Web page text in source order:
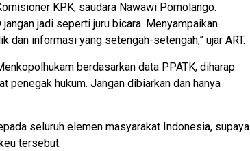
KPK, saudara Nawawi Pomolango.
jadi seperti juru bicara. Menyampaikan
dan informasi yang setengah-setengah,” ujar ART.
berdasarkan data PPATK, diharap
penegak hukum. Jangan dibiarkan dan hanya
seluruh elemen masyarakat Indonesia, supaya
tersebut.